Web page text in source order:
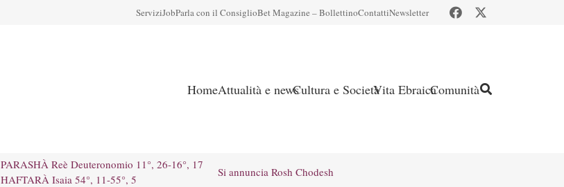
ServiziJobParla con il ConsiglioBet Magazine – BollettinoContattiNewsletter
HomeAttualità e newsCultura e SocietàVita EbraicaComunità
PARASHÀ Reè Deuteronomio 11°, 26-16°, 17
HAFTARÀ Isaia 54°, 11-55°, 5
Si annuncia Rosh Chodesh